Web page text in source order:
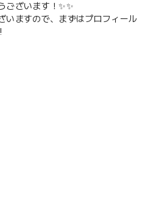
ございます！✨✨
いますので、まずはプロフィール